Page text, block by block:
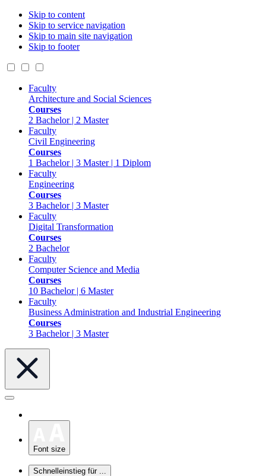
Skip to content
Skip to service navigation
Skip to main site navigation
Skip to footer
Faculty
Architecture and Social Sciences
Courses
2 Bachelor | 2 Master
Faculty
Civil Engineering
Courses
1 Bachelor | 3 Master | 1 Diplom
Faculty
Engineering
Courses
3 Bachelor | 3 Master
Faculty
Digital Transformation
Courses
2 Bachelor
Faculty
Computer Science and Media
Courses
10 Bachelor | 6 Master
Faculty
Business Administration and Industrial Engineering
Courses
3 Bachelor | 3 Master
Font size
Schnelleinstieg für ...